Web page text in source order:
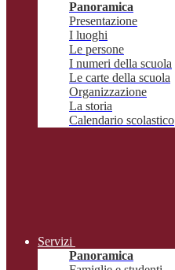
Panoramica
Presentazione
I luoghi
Le persone
I numeri della scuola
Le carte della scuola
Organizzazione
La storia
Calendario scolastico
Servizi
Panoramica